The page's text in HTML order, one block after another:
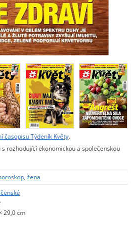
časopisu Týdeník Květy.
rozhodující ekonomickou a společenskou
, žena
29,0 cm